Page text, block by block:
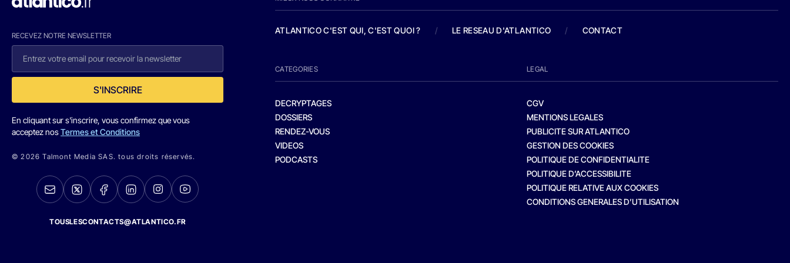
RECEVEZ NOTRE NEWSLETTER
S'INSCRIRE
En cliquant sur s'inscrire, vous confirmez que vous
acceptez nosTermes et Conditions
© 2026 Talmont Media SAS. tous droits réservés.
TOUSLESCONTACTS@ATLANTICO.FR
ATLANTICO C'EST QUI, C'EST QUOI ? / LE RESEAU D'ATLANTICO / CONTACT
CATEGORIES
DECRYPTAGES
DOSSIERS
RENDEZ-VOUS
VIDEOS
PODCASTS
LEGAL
CGV
MENTIONS LEGALES
PUBLICITE SUR ATLANTICO
GESTION DES COOKIES
POLITIQUE DE CONFIDENTIALITE
POLITIQUE D’ACCESSIBILITE
POLITIQUE RELATIVE AUX COOKIES
CONDITIONS GENERALES D’UTILISATION